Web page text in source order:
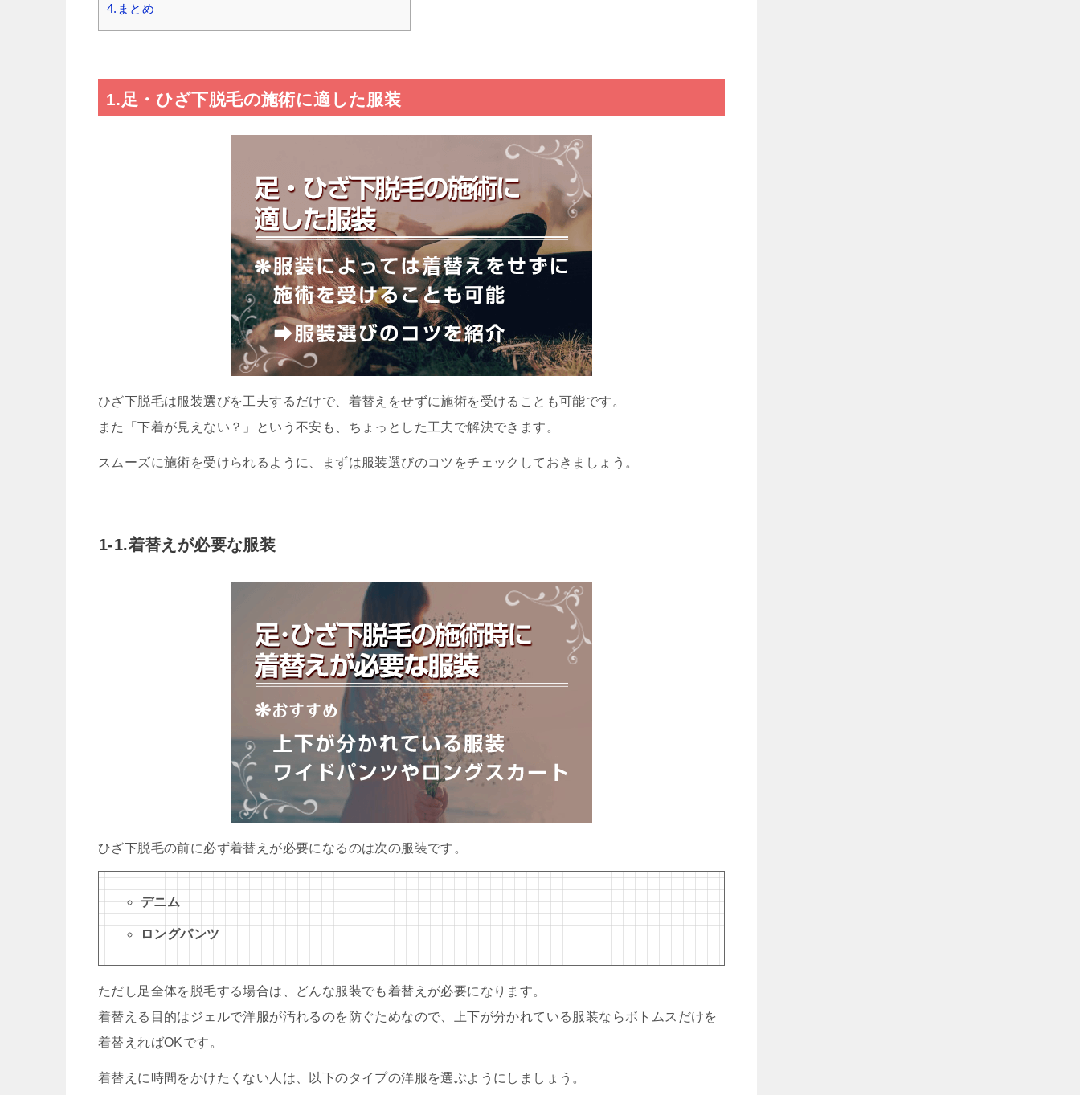
4.まとめ
1.足・ひざ下脱毛の施術に適した服装
ひざ下脱毛は服装選びを工夫するだけで、着替えをせずに施術を受けることも可能です。
また「下着が見えない？」という不安も、ちょっとした工夫で解決できます。
スムーズに施術を受けられるように、まずは服装選びのコツをチェックしておきましょう。
1-1.着替えが必要な服装
ひざ下脱毛の前に必ず着替えが必要になるのは次の服装です。
デニム
ロングパンツ
ただし足全体を脱毛する場合は、どんな服装でも着替えが必要になります。
着替える目的はジェルで洋服が汚れるのを防ぐためなので、上下が分かれている服装ならボトムスだけを
着替えればOKです。
着替えに時間をかけたくない人は、以下のタイプの洋服を選ぶようにしましょう。